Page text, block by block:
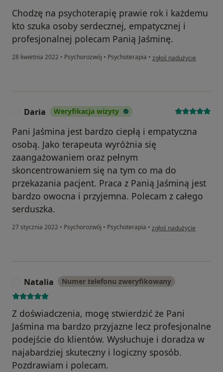
Chodzę na psychoterapię prawie rok i każdemu
kto szuka osoby serdecznej, empatycznej i
profesjonalnej polecam Panią Jaśminę.
28 kwietnia 2022 • Psychorozwój • Psychoterapia • w opinii użytkownika DJG
zgłoś nadużycie
Daria Weryfikacja wizyty
Pani Jaśmina jest bardzo ciepłą i empatyczna
osobą. Jako terapeuta wyróżnia się
zaangażowaniem oraz pełnym
skoncentrowaniem się na tym co ma do
przekazania pacjent. Praca z Panią Jaśminą jest
bardzo owocna i przyjemna. Polecam z całego
serduszka.
27 stycznia 2022 • Psychorozwój • Psychoterapia • w opinii użytkownika
zgłoś nadużycie
Natalia Numer telefonu zweryfikowany
Z doświadczenia, mogę stwierdzić że Pani
Jaśmina ma bardzo przyjazne lecz profesjonalne
podejście do klientów. Wysłuchuje i doradza w
najabardziej skuteczny i logiczny sposób.
Pozdrawiam i polecam.